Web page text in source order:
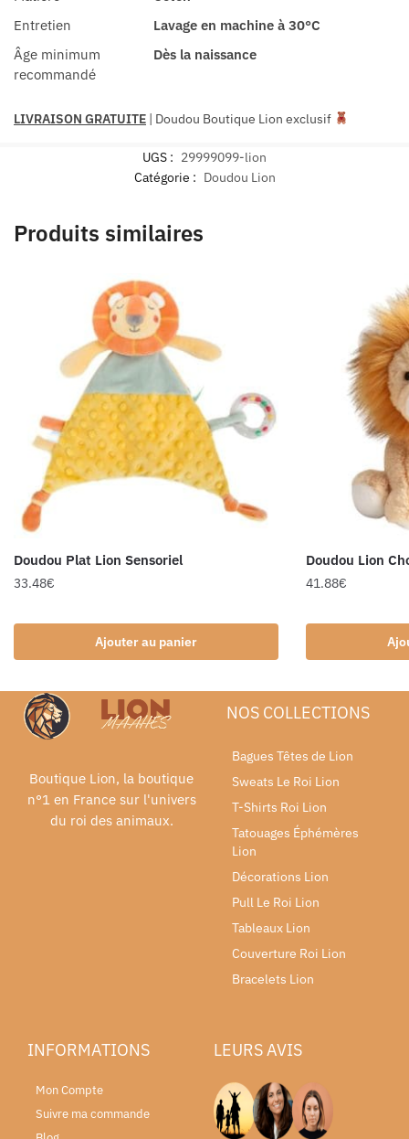
Entretien
Lavage en machine à 30°C
Âge minimum
recommandé
Dès la naissance
LIVRAISON GRATUITE | Doudou Boutique Lion exclusif
UGS : 29999099-lion
Catégorie : Doudou Lion
Produits similaires
Doudou Plat Lion Sensoriel
33.48€
Ajouter au panier
Doudou Lion
41.88€
Boutique Lion, la boutique
n°1 en France sur l'univers
du roi des animaux.
NOS COLLECTIONS
Bagues Têtes de Lion
Sweats Le Roi Lion
T-Shirts Roi Lion
Tatouages Éphémères
Lion
Décorations Lion
Pull Le Roi Lion
Tableaux Lion
Couverture Roi Lion
Bracelets Lion
INFORMATIONS
Mon Compte
Suivre ma commande
LEURS AVIS